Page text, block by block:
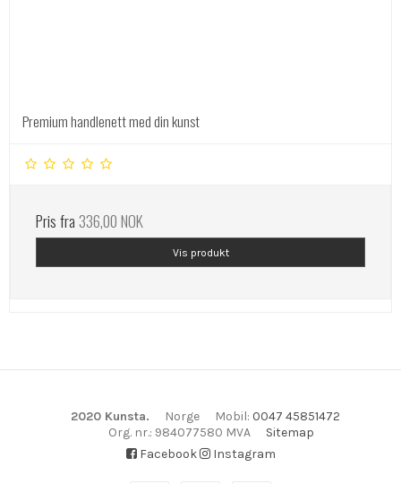
Premium handlenett med din kunst
Pris fra 336,00 NOK
Vis produkt
2020 Kunsta. Norge Mobil: 0047 45851472
Org. nr.: 984077580 MVA
Sitemap
Facebook
Instagram